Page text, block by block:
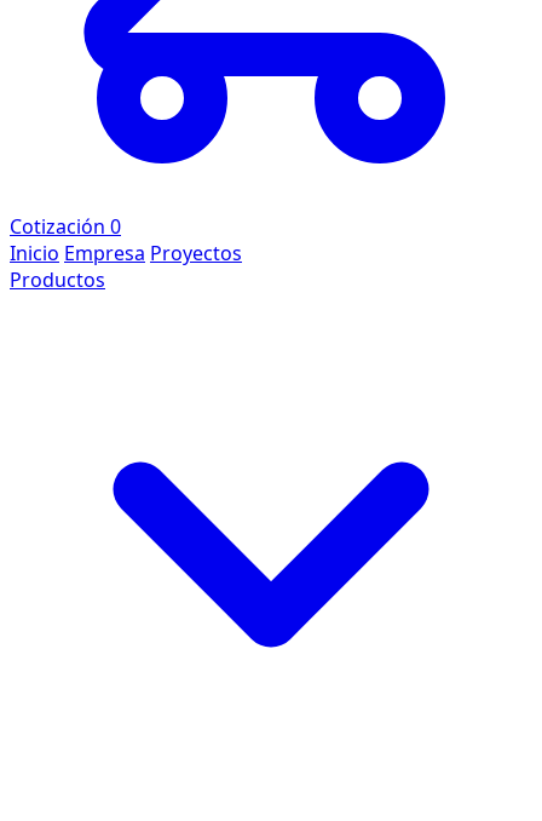
Cotización 0
Inicio Empresa Proyectos
Productos